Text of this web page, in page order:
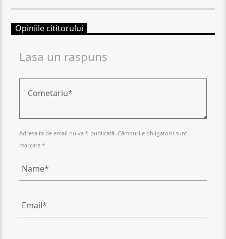
Opiniile cititorului
Lasa un raspuns
Adresa ta de email nu va fi publicată. Câmpurile obligatorii sunt
marcate *